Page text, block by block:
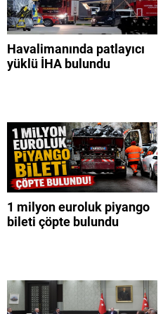
Havalimanında patlayıcı
yüklü İHA bulundu
1 milyon euroluk piyango
bileti çöpte bulundu